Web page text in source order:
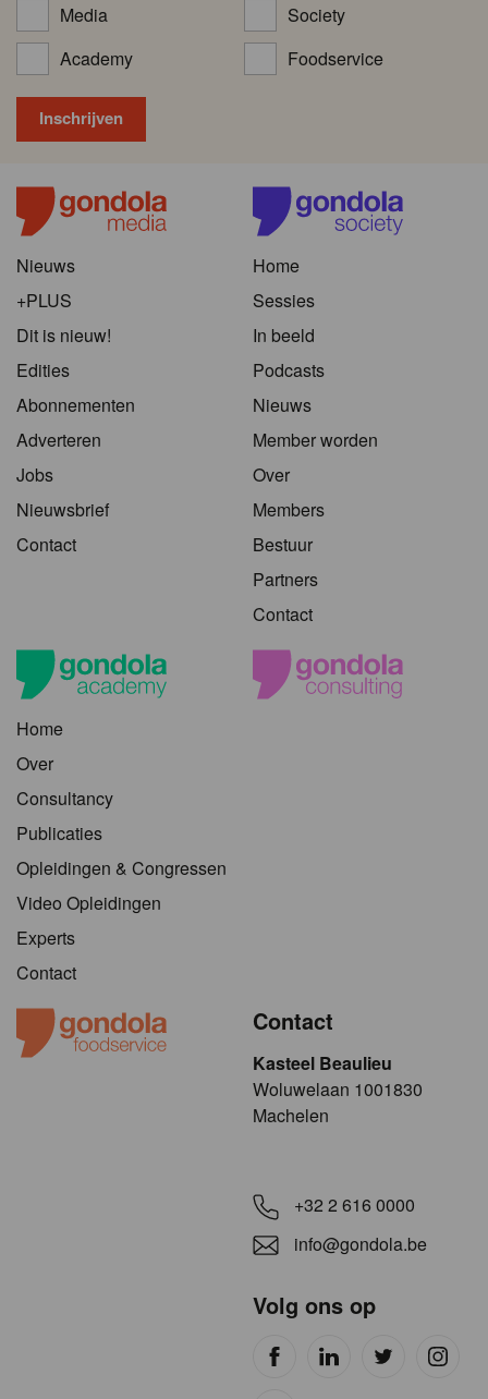
Media
Society
Academy
Foodservice
Nieuws
+PLUS
Dit is nieuw!
Edities
Abonnementen
Adverteren
Jobs
Nieuwsbrief
Contact
Home
Sessies
In beeld
Podcasts
Nieuws
Member worden
Over
Members
Bestuur
Partners
Contact
Home
Over
Consultancy
Publicaties
Opleidingen & Congressen
Video Opleidingen
Experts
Contact
Contact
Kasteel Beaulieu
​​​Woluwelaan 1001830
Machelen
+32 2 616 0000
info@gondola.be
Volg ons op